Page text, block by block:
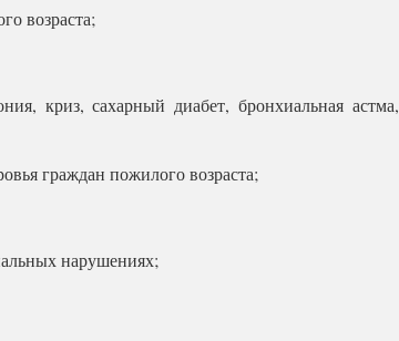
возраста;
криз, сахарный диабет, бронхиальная астма,
граждан пожилого возраста;
нарушениях;